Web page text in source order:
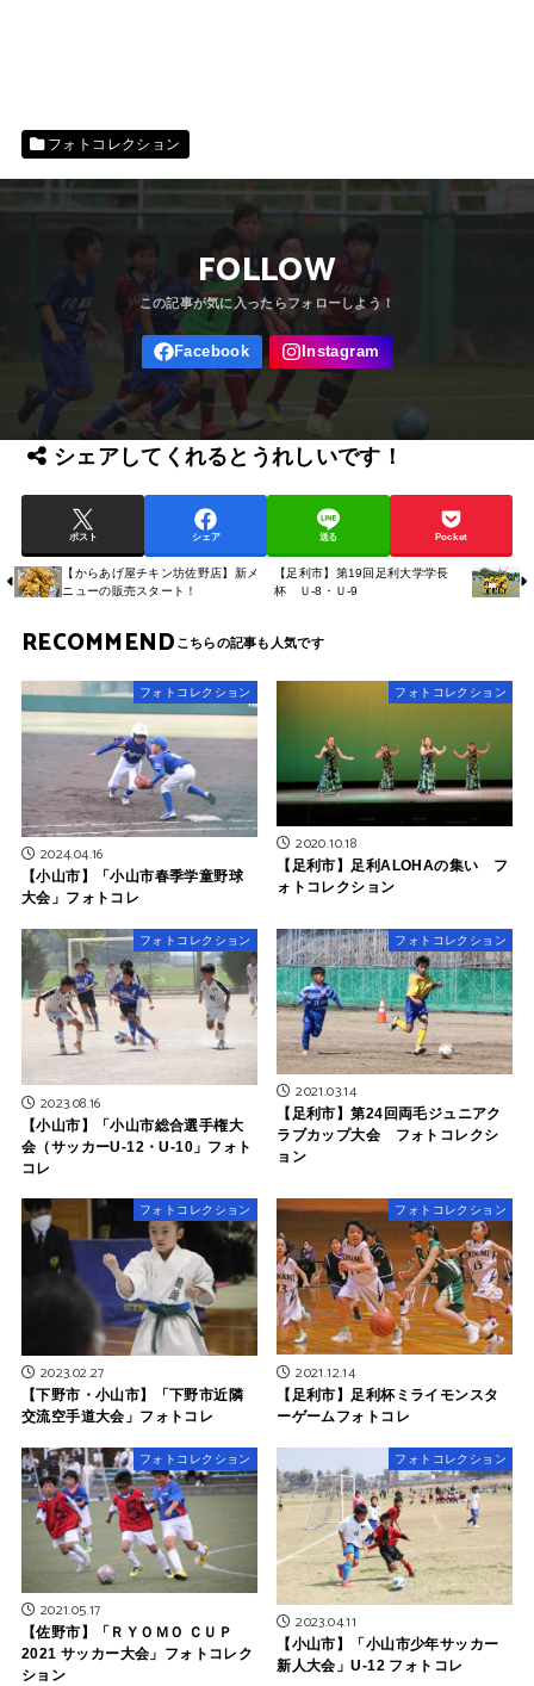
フォトコレクション
FOLLOW
シェアしてくれるとうれしいです！
ポスト シェア 送る Pocket
【からあげ屋チキン坊佐野店】新メ
ニューの販売スタート！
【足利市】第19回足利大学学長
杯 Ｕ-8・Ｕ-9
RECOMMEND
フォトコレクション
2024.04.16
【小山市】「小山市春季学童野球
大会」フォトコレ
フォトコレクション
2020.10.18
【足利市】足利ALOHAの集い フ
ォトコレクション
フォトコレクション
2023.08.16
【小山市】「小山市総合選手権大
会（サッカーU-12・U-10」フォト
コレ
フォトコレクション
2021.03.14
【足利市】第24回両毛ジュニアク
ラブカップ大会 フォトコレクシ
ョン
フォトコレクション
2023.02.27
【下野市・小山市】「下野市近隣
交流空手道大会」フォトコレ
フォトコレクション
2021.12.14
【足利市】足利杯ミライモンスタ
ーゲームフォトコレ
フォトコレクション
2021.05.17
【佐野市】「ＲＹＯＭＯ ＣＵＰ
2021 サッカー大会」フォトコレク
ション
フォトコレクション
2023.04.11
【小山市】「小山市少年サッカー
新人大会」U-12 フォトコレ